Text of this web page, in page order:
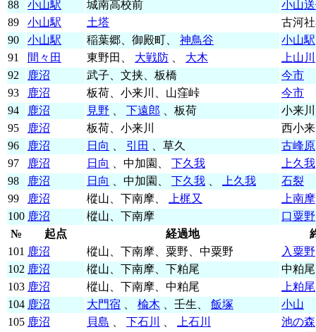
88 小山駅 城南高校前
小山
89
小山駅 土塔
古河
90
小山駅 稲葉郷、御殿町、 神鳥谷
小山駅
91
間々田 東野田、 大戦防 大木
上山川
92
鹿沼 武子、文挟、板橋
今市
93
鹿沼 板荷、小来川、山窪峠
今市
94
鹿沼 見野 下遠郎 、板荷
小来川
95
鹿沼 板荷、小来川
西小
96
鹿沼 日向 引田 、草久
古峰原
97
鹿沼 日向 、中加園、 下久我
上久我
98
鹿沼 日向 、中加園、 下久我 上久我
石裂
99
鹿沼 樅山、下南摩、 上梶又
上南摩
100 鹿沼 樅山、下南摩
口粟野
№
起点 経過地
101 鹿沼 樅山、下南摩、粟野、中粟野
入粟野
102 鹿沼 樅山、下南摩、下粕尾
中粕尾
103 鹿沼 樅山、下南摩、中粕尾
上粕尾
104 鹿沼 大門宿 楡木 、壬生、 飯塚
小山
105 鹿沼 貝島 下石川 上石川
池の森